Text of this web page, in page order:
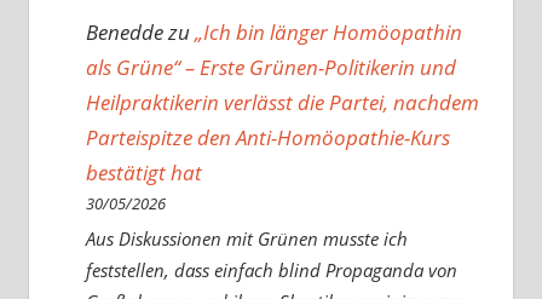
Beneddezu„Ich bin länger Homöopathin
als Grüne“ – Erste Grünen-Politikerin und
Heilpraktikerin verlässt die Partei, nachdem
Parteispitze den Anti-Homöopathie-Kurs
bestätigt hat
30/05/2026
Aus Diskussionen mit Grünen musste ich
feststellen, dass einfach blind Propaganda von